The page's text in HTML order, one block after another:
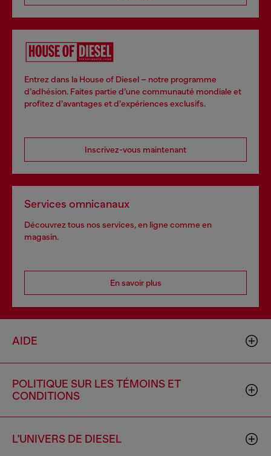
Entrez dans la House of Diesel – notre programme
d’adhésion. Faites partie d’une communauté mondiale et
profitez d’avantages et d’expériences exclusifs.
Inscrivez-vous maintenant
Services omnicanaux
Découvrez tous nos services, en ligne comme en
magasin.
En savoir plus
AIDE
POLITIQUE SUR LES TÉMOINS ET
CONDITIONS
L'UNIVERS DE DIESEL